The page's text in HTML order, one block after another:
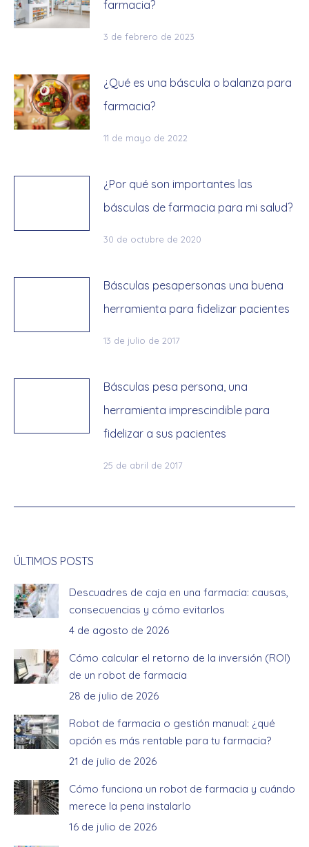
farmacia?
3 de febrero de 2023
¿Qué es una báscula o balanza para
farmacia?
11 de mayo de 2022
¿Por qué son importantes las
básculas de farmacia para mi salud?
30 de octubre de 2020
Básculas pesapersonas una buena
herramienta para fidelizar pacientes
13 de julio de 2017
Básculas pesa persona, una
herramienta imprescindible para
fidelizar a sus pacientes
25 de abril de 2017
ÚLTIMOS POSTS
Descuadres de caja en una farmacia: causas,
consecuencias y cómo evitarlos
4 de agosto de 2026
Cómo calcular el retorno de la inversión (ROI)
de un robot de farmacia
28 de julio de 2026
Robot de farmacia o gestión manual: ¿qué
opción es más rentable para tu farmacia?
21 de julio de 2026
Cómo funciona un robot de farmacia y cuándo
merece la pena instalarlo
16 de julio de 2026